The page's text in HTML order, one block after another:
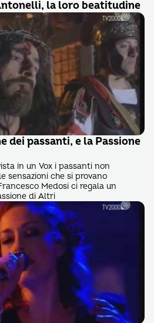
la loro beatitudine
dei passanti, e la Passione
in un Vox i passanti non
sensazioni che si provano
Medosi ci regala un
di Altri